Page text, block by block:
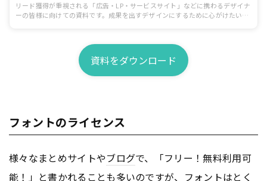
リード獲得が重視される「広告・LP・サービスサイト」などに携わるデザイナ
ーの皆様に向けての資料です。成果を出すデザインにするために心がけたいポ
資料をダウンロード
フォントのライセンス
様々なまとめサイトやブログで、「フリー！無料利用可
能！」と書かれることも多いのですが、 フォントはとく